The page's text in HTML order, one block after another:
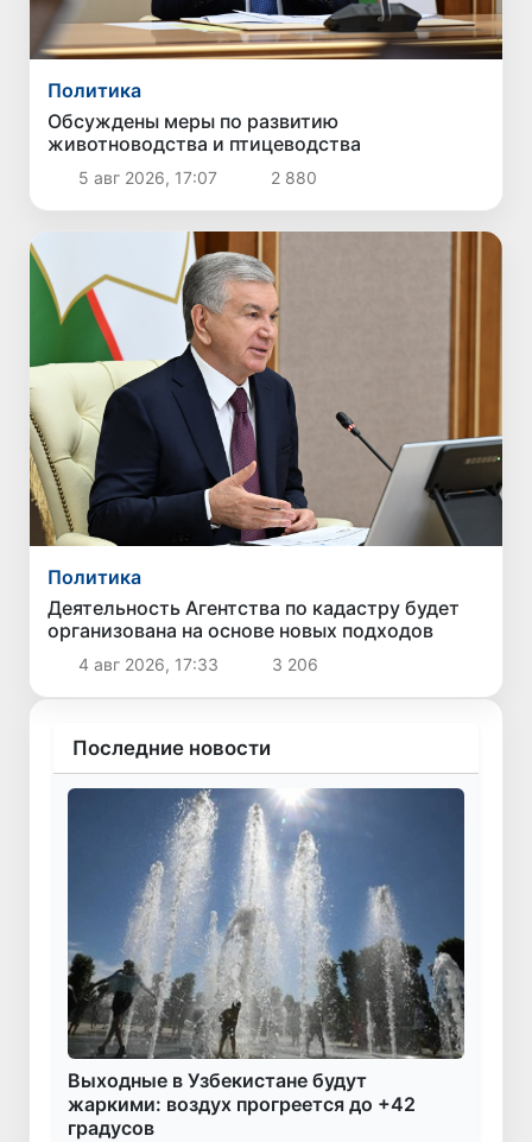
Политика
Обсуждены меры по развитию
животноводства и птицеводства
5 авг 2026, 17:07 2 880
Политика
Деятельность Агентства по кадастру будет
организована на основе новых подходов
4 авг 2026, 17:33 3 206
Последние новости
Выходные в Узбекистане будут
жаркими: воздух прогреется до +42
градусов